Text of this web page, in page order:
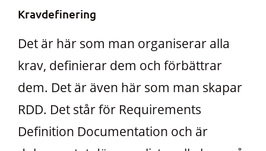
Kravdefinering
Det är här som man organiserar alla
krav, definierar dem och förbättrar
dem. Det är även här som man skapar
RDD. Det står för Requirements
Definition Documentation och är